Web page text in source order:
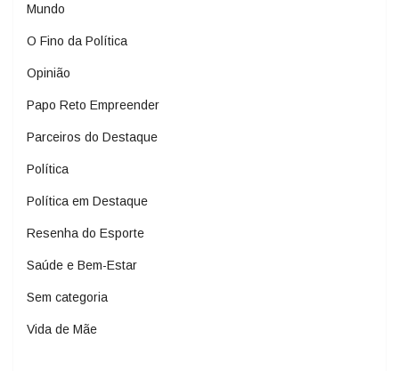
Mundo
O Fino da Política
Opinião
Papo Reto Empreender
Parceiros do Destaque
Política
Política em Destaque
Resenha do Esporte
Saúde e Bem-Estar
Sem categoria
Vida de Mãe